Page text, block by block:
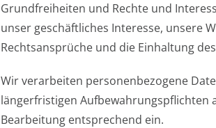
Grundfreiheiten und Rechte und
unser geschäftliches Interesse, unsere
Rechtsansprüche und die Einhaltung
Wir verarbeiten personenbezogene
längerfristigen Aufbewahrungspflichten
Bearbeitung entsprechend ein.